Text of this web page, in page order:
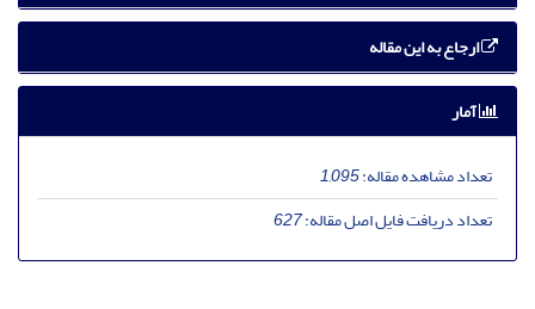
ارجاع به این مقاله
آمار
تعداد مشاهده مقاله:1,095
تعداد دریافت فایل اصل مقاله:627